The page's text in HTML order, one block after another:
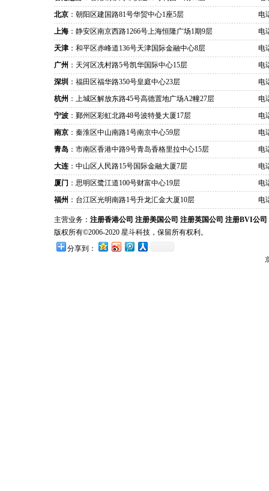
北京 ：朝阳区建国路81号华贸中心1座5层
电
上海 ：静安区南京西路1266号上海恒隆广场1期9层
电
天津 ：和平区赤峰道136号天津国际金融中心8层
电
广州 ：天河区冼村路5号凯华国际中心15层
电
深圳 ：福田区福华路350号皇庭中心23层
电
杭州 ：上城区解放东路45号高德置地广场A2幢27层
电
宁波 ：鄞州区彩虹北路48号波特曼大厦17层
电
南京 ：秦淮区中山南路1号南京中心59层
电
青岛 ：市南区香港中路9号青岛香格里拉中心15层
电
大连 ：中山区人民路15号国际金融大厦7层
电
厦门 ：思明区鹭江道100号财富中心19层
电
福州 ：台江区光明南路1号升龙汇金大厦10层 电
主营业务： 注册香港公司 注册美国公司 注册英国公司 注册BVI公司
版权所有©2006-2020 星斗科技，保留所有权利。
分享到：